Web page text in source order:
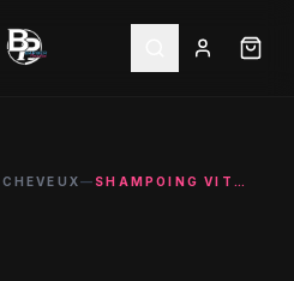
CHEVEUX— SHAMPOING VITOS PROFESSIONNEL 1L MENTHOL CAMPHRE BARBIER